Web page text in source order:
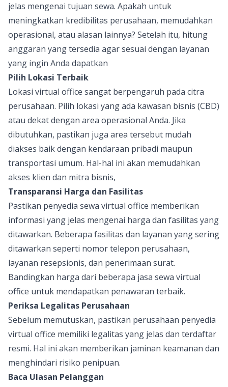
jelas mengenai tujuan sewa. Apakah untuk
meningkatkan kredibilitas perusahaan, memudahkan
operasional, atau alasan lainnya? Setelah itu, hitung
anggaran yang tersedia agar sesuai dengan layanan
yang ingin Anda dapatkan
Pilih Lokasi Terbaik
Lokasi virtual office sangat berpengaruh pada citra
perusahaan. Pilih lokasi yang ada kawasan bisnis (CBD)
atau dekat dengan area operasional Anda. Jika
dibutuhkan, pastikan juga area tersebut mudah
diakses baik dengan kendaraan pribadi maupun
transportasi umum. Hal-hal ini akan memudahkan
akses klien dan mitra bisnis,
Transparansi Harga dan Fasilitas
Pastikan penyedia sewa virtual office memberikan
informasi yang jelas mengenai harga dan fasilitas yang
ditawarkan. Beberapa fasilitas dan layanan yang sering
ditawarkan seperti nomor telepon perusahaan,
layanan resepsionis, dan penerimaan surat.
Bandingkan harga dari beberapa jasa sewa virtual
office untuk mendapatkan penawaran terbaik.
Periksa Legalitas Perusahaan
Sebelum memutuskan, pastikan perusahaan penyedia
virtual office memiliki legalitas yang jelas dan terdaftar
resmi. Hal ini akan memberikan jaminan keamanan dan
menghindari risiko penipuan.
Baca Ulasan Pelanggan